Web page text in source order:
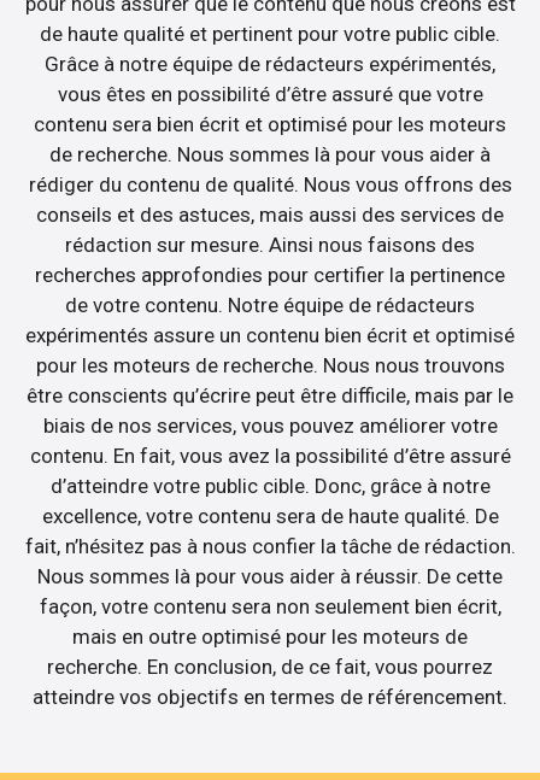
de haute qualité et pertinent pour votre public cible.
Grâce à notre équipe de rédacteurs expérimentés,
vous êtes en possibilité d’être assuré que votre
contenu sera bien écrit et optimisé pour les moteurs
de recherche. Nous sommes là pour vous aider à
rédiger du contenu de qualité. Nous vous offrons des
conseils et des astuces, mais aussi des services de
rédaction sur mesure. Ainsi nous faisons des
recherches approfondies pour certifier la pertinence
de votre contenu. Notre équipe de rédacteurs
expérimentés assure un contenu bien écrit et optimisé
pour les moteurs de recherche. Nous nous trouvons
être conscients qu’écrire peut être difficile, mais par le
biais de nos services, vous pouvez améliorer votre
contenu. En fait, vous avez la possibilité d’être assuré
d’atteindre votre public cible. Donc, grâce à notre
excellence, votre contenu sera de haute qualité. De
fait, n’hésitez pas à nous confier la tâche de rédaction.
Nous sommes là pour vous aider à réussir. De cette
façon, votre contenu sera non seulement bien écrit,
mais en outre optimisé pour les moteurs de
recherche. En conclusion, de ce fait, vous pourrez
atteindre vos objectifs en termes de référencement.